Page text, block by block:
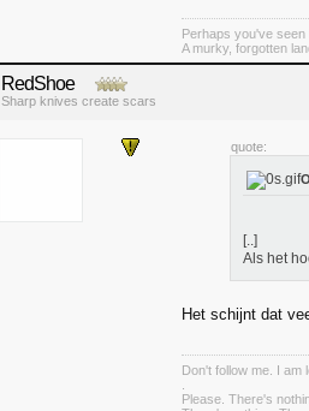
Perhaps you've seen
A murky, forgotten
RedShoe
Sharp knives create scars
quote:
[..]
Als het
Het schijnt dat
Don't follow me. I am
Please. There's